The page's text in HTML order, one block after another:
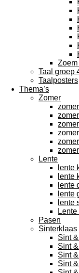
Taal groep
Taalposters
Thema’s
Zomer
Lente
lente
lente
lente
lente
lente
Pasen
Sinterklaas
Sint
Sint
Sint
Sint